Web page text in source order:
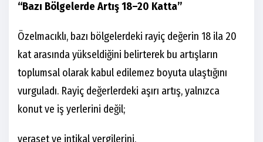
“Bazı Bölgelerde Artış 18–20 Katta”
Özelmacıklı, bazı bölgelerdeki rayiç değerin 18 ila 20
kat arasında yükseldiğini belirterek bu artışların
toplumsal olarak kabul edilemez boyuta ulaştığını
vurguladı. Rayiç değerlerdeki aşırı artış, yalnızca
konut ve iş yerlerini değil;
veraset ve intikal vergilerini,